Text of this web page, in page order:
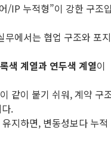
/IP 누적형”이 강한 구조
무에서는 협업 구조와 포지
색 계열과 연두색 계열이
같이 붙기 쉬워, 계약 구
.
지하면, 변동성보다 누적